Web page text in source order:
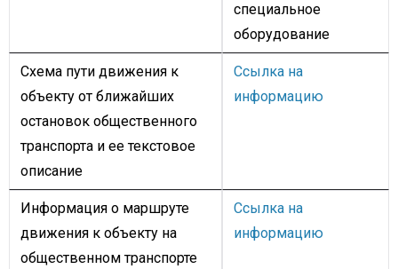
специальное
оборудование
Схема пути движения к
объекту от ближайших
остановок общественного
транспорта и ее текстовое
описание
Ссылка на
информацию
Информация о маршруте
движения к объекту на
общественном транспорте
Ссылка на
информацию